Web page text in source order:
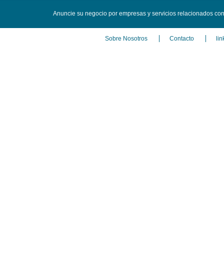
Anuncie su negocio por empresas y servicios relacionados
Sobre Nosotros Contacto